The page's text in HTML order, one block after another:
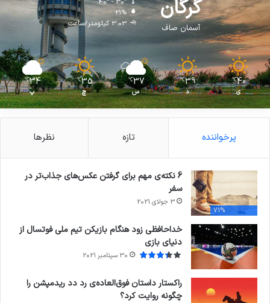
گرگان
آسمان صاف
21%
3.03 کیلومتر/ساعت
40
℃
ی
39
℃
د
37
℃
س
35
℃
چ
34
℃
پ
پرخواننده تازه نظرها
71%
6 نکته‌ی مهم برای گرفتن عکس‌های جذاب‌تر در
سفر
3 جولای 2021
خداحافظی زود هنگام بازیکن تیم ملی فوتسال از
دنیای بازی
30 سپتامبر 2021
راکستار داستان فوق‌العاده‌ی رد دد ریدمپشن را
چگونه روایت کرد؟